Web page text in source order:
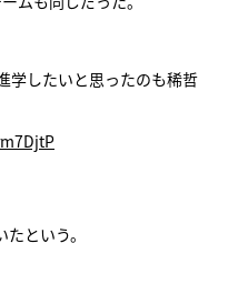
学したいと思ったのも稀哲
という。